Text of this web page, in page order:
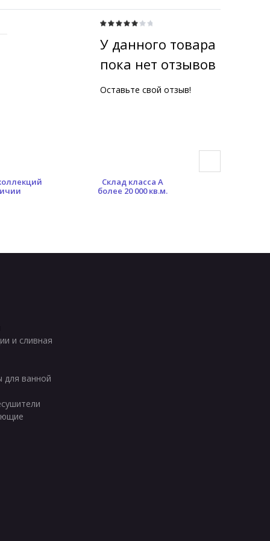
У данного товара
пока нет отзывов
Оставьте свой отзыв!
Склад класса А
более 20 000 кв.м.
и сливная
для ванной